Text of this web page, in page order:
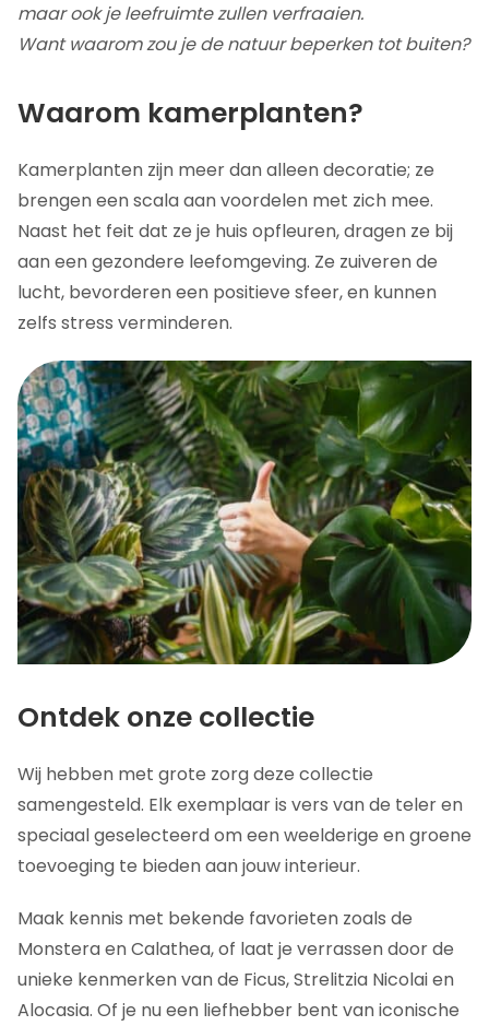
maar ook je leefruimte zullen verfraaien.
Want waarom zou je de natuur beperken tot buiten?
Waarom kamerplanten?
Kamerplanten zijn meer dan alleen decoratie; ze
brengen een scala aan voordelen met zich mee.
Naast het feit dat ze je huis opfleuren, dragen ze bij
aan een gezondere leefomgeving. Ze zuiveren de
lucht, bevorderen een positieve sfeer, en kunnen
zelfs stress verminderen.
Ontdek onze collectie
Wij hebben met grote zorg deze collectie
samengesteld. Elk exemplaar is vers van de teler en
speciaal geselecteerd om een weelderige en groene
toevoeging te bieden aan jouw interieur.
Maak kennis met bekende favorieten zoals de
Monstera en Calathea, of laat je verrassen door de
unieke kenmerken van de Ficus, Strelitzia Nicolai en
Alocasia. Of je nu een liefhebber bent van iconische